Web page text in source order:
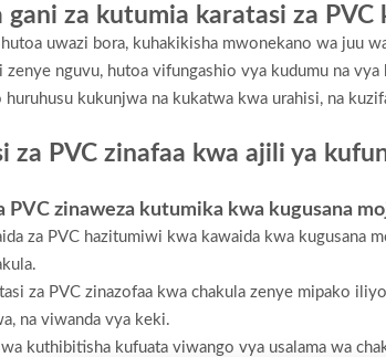
gani za kutumia karatasi za
hutoa uwazi bora, kuhakikisha mwonekano wa juu
zenye nguvu, hutoa vifungashio vya kudumu na
huruhusu kukunjwa na kukatwa kwa urahisi, na
za PVC zinafaa kwa ajili ya
PVC zinaweza kutumika kwa kugusana
za PVC hazitumiwi kwa kawaida kwa kugusana
za PVC zinazofaa kwa chakula zenye mipako
na viwanda vya keki.
kuthibitisha kufuata viwango vya usalama wa